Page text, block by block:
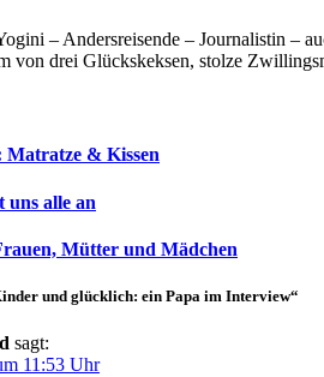
– Andersreisende – Journalistin –
von drei Glückskeksen, stolze
& Kissen
uns alle an
Mütter und Mädchen
und glücklich: ein Papa im Interview“
sagt:
11:53 Uhr